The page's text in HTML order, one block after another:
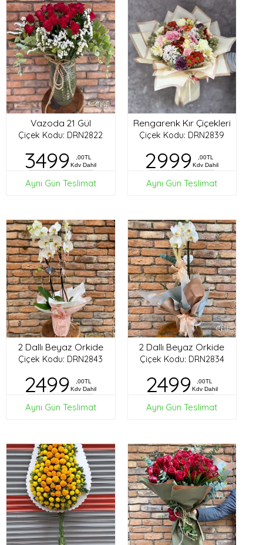
Vazoda 21 Gül
Çiçek Kodu: DRN2822
3499
,00TL
Kdv Dahil
Aynı Gün Teslimat
Rengarenk Kır Çiçekleri
Çiçek Kodu: DRN2839
2999
,00TL
Kdv Dahil
Aynı Gün Teslimat
2 Dallı Beyaz Orkide
Çiçek Kodu: DRN2843
2499
,00TL
Kdv Dahil
Aynı Gün Teslimat
2 Dallı Beyaz Orkide
Çiçek Kodu: DRN2834
2499
,00TL
Kdv Dahil
Aynı Gün Teslimat